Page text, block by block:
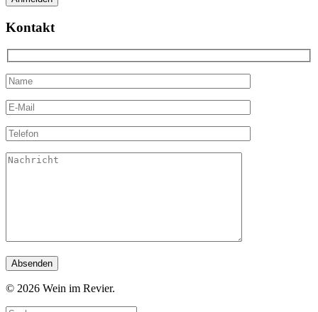
Kontakt
© 2026 Wein im Revier.